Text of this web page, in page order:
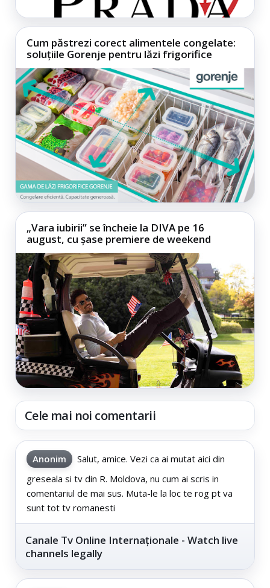
Cum păstrezi corect alimentele congelate:
soluțiile Gorenje pentru lăzi frigorifice
„Vara iubirii” se încheie la DIVA pe 16
august, cu șase premiere de weekend
Cele mai noi comentarii
Anonim
Salut, amice. Vezi ca ai mutat aici din
greseala si tv din R. Moldova, nu cum ai scris in
comentariul de mai sus. Muta-le la loc te rog pt va
sunt tot tv romanesti
Canale Tv Online Internaționale - Watch live
channels legally